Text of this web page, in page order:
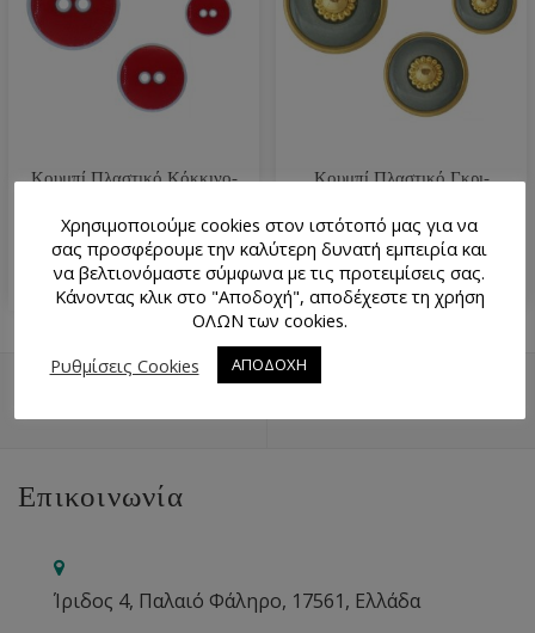
Κουμπί Πλαστικό Κόκκινο-
Κουμπί Πλαστικό Γκρι-
Επικοινωνία
Ίριδος 4, Παλαιό Φάληρο, 17561, Ελλάδα
Χρησιμοποιούμε cookies στον ιστότοπό μας για να
σας προσφέρουμε την καλύτερη δυνατή εμπειρία και
να βελτιονόμαστε σύμφωνα με τις προτειμίσεις σας.
Κάνοντας κλικ στο "Αποδοχή", αποδέχεστε τη χρήση
ΟΛΩΝ των cookies.
Ρυθμίσεις Cookies
ΑΠΟΔΟΧΗ